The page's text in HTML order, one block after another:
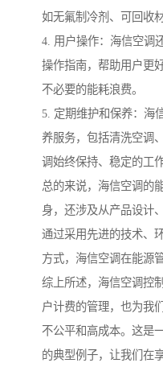
如无氟制冷剂、可回收
4. 用户操作：海信空调
操作指南，帮助用户更
不必要的能耗浪费。
5. 定期维护和保养：海
养服务，包括清洗空调
调始终保持、稳定的工作
总的来说，海信空调的
身，还涉及从产品设计
通过采用先进的技术、
方式，海信空调在能源
综上所述，海信空调控
户计费的管理，也为我
不公平和高成本。这是
的典型例子，让我们在